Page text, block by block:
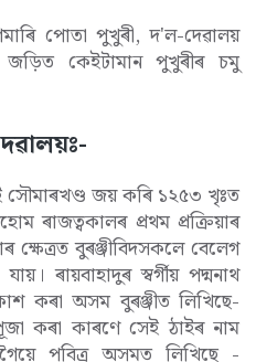
পোতা পুখুৰী, দ'ল-দেৱালয়
কেইটামান পুখুৰীৰ চমু
সৌমাৰখণ্ড জয় কৰি ১২৫৩ খৃঃত
ৰাজত্বকালৰ প্ৰথম প্ৰক্ৰিয়াৰ
ক্ষেত্ৰত বুৰঞ্জীবিদসকলে বেলেগ
ৰায়বাহাদুৰ স্বৰ্গীয় পদ্মনাথ
কৰা অসম বুৰঞ্জীত লিখিছে-
কৰা কাৰণে সেই ঠাইৰ নাম
পবিত্ৰ অসমত লিখিছে -